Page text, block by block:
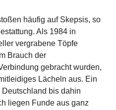
häufig auf Skepsis, so
Als 1984 in
vergrabene Töpfe
Brauch der
gebracht wurden,
Lächeln aus. Ein
bis dahin
liegen Funde aus ganz